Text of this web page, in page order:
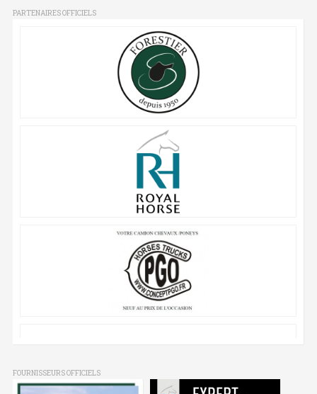
PARTENAIRES OFFICIELS
FOURNISSEURS OFFICIELS